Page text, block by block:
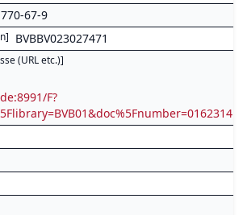
67-9
] BVBBV023027471
(URL etc.)]
F?